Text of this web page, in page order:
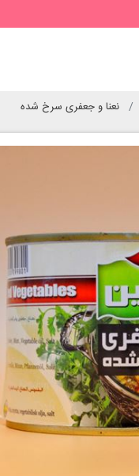
نعنا و جعفری سرخ شده